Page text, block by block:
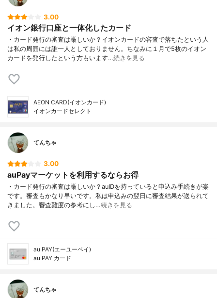
3.00
イオン銀行口座と一体化したカード
・カード発行の審査は厳しいか？イオンカードの審査で落ちたという人
は私の周囲には誰一人としておりません。ちなみに１月で5枚のイオン
カードを発行したという方もいます…続きを見る
AEON CARD(イオンカード)
イオンカードセレクト
てんちゃ
3.00
auPayマーケットを利用するならお得
・カード発行の審査は厳しいか？auIDを持っていると申込み手続きが楽
です。審査もかなり早いです。私は申込みの翌日に審査結果が送られて
きました。審査難度の参考にし…続きを見る
au PAY(エーユーペイ)
au PAY カード
てんちゃ